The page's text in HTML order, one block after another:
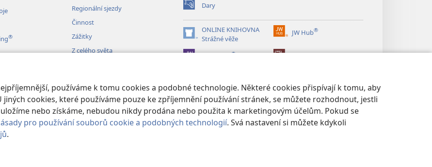
používáme k tomu cookies a podobné technologie. Některé cookies přispívají k tomu, aby
cookies, které používáme pouze ke zpříjemnění používání stránek, se můžete rozhodnout, jestli
nebo získáme, nebudou nikdy prodána nebo použita k marketingovým účelům. Pokud se
pro používání souborů cookie a podobných technologií. Svá nastavení si můžete kdykoli
.
®
čtení Bible
Regionální sjezdy
Činnost
Zážitky
Z celého světa
Dary
(otevřeno
nové
okno)
ONLINE KNIHOVNA
Strážné věže
(otevřeno
nové
JW Hub®
(otevřeno
okno)
®
Tract Society of Pennsylvania.